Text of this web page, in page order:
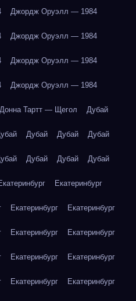
Джордж Оруэлл — 1984
Джордж Оруэлл — 1984
Джордж Оруэлл — 1984
Джордж Оруэлл — 1984
Донна Тартт — Щегол Дубай
Дубай Дубай Дубай
Дубай Дубай Дубай
Екатеринбург
Екатеринбург Екатеринбург
Екатеринбург Екатеринбург
Екатеринбург Екатеринбург
Екатеринбург Екатеринбург